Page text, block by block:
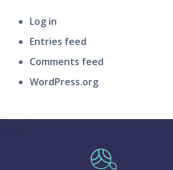
Log in
Entries feed
Comments feed
WordPress.org